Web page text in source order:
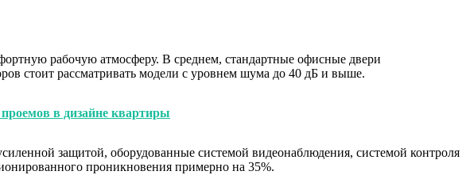
рабочую атмосферу. В среднем, стандартные офисные двери
стоит рассматривать модели с уровнем шума до 40 дБ и выше.
в дизайне квартиры
защитой, оборудованные системой видеонаблюдения, системой контроля
проникновения примерно на 35%.